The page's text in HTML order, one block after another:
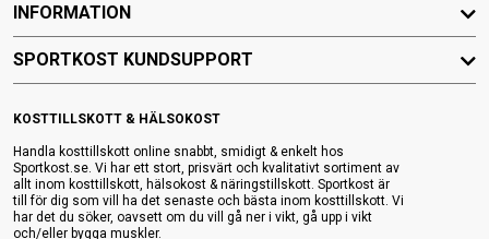
KOSTTILLSKOTT & HÄLSOKOST
Handla kosttillskott online snabbt, smidigt & enkelt hos
Sportkost.se. Vi har ett stort, prisvärt och kvalitativt sortiment av
allt inom kosttillskott, hälsokost & näringstillskott. Sportkost är
till för dig som vill ha det senaste och bästa inom kosttillskott. Vi
har det du söker, oavsett om du vill gå ner i vikt, gå upp i vikt
och/eller bygga muskler.
INFORMATION
SPORTKOST KUNDSUPPORT